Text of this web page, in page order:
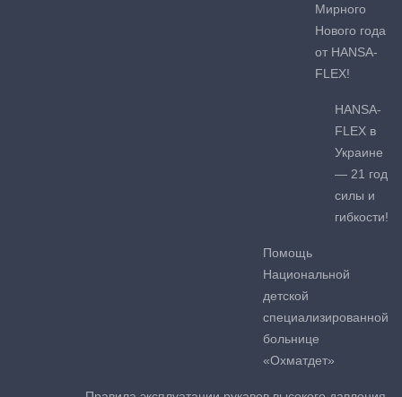
Мирного
Нового года
от HANSA-
FLEX!
HANSA-
FLEX в
Украине
— 21 год
силы и
гибкости!
Помощь
Национальной
детской
специализированной
больнице
«Охматдет»